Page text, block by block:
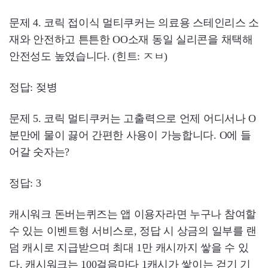
문제 4. 코릭 접이식 멀티쿠커는 의료용 스테인리스 소
재와 안전하고 튼튼한 OO소재 동일 실리콘을 채택해
안전성도 높였습니다. (힌트: ㅈㅂ)
정답: 젖병
문제 5. 코릭 멀티쿠커는 고출력으로 언제 어디서나 O
분만에 물이 끓어 간편한 사용이 가능합니다. O에 들
어갈 숫자는?
정답: 3
캐시워크 돈버는퀴즈는 앱 이용자라면 누구나 참여할
수 있는 이벤트형 서비스로, 정답 시 상금의 일부를 랜
덤 캐시로 지급받으며 최대 1만 캐시까지 쌓을 수 있
다. 캐시워크는 100걸음마다 1캐시가 쌓이는 걷기 기